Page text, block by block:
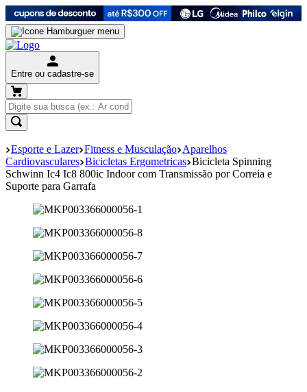
Entre ou cadastre-se
Esporte e Lazer Fitness e Musculação Aparelhos
Cardiovasculares Bicicletas Ergometricas Bicicleta Spinning
Schwinn Ic4 Ic8 800ic Indoor com Transmissão por Correia e
Suporte para Garrafa